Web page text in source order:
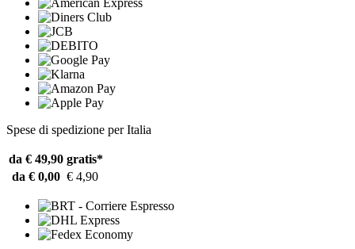
Spese di spedizione per Italia
da € 49,90 gratis*
da € 0,00 € 4,90